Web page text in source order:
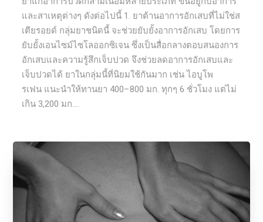
และสาเหตุต่างๆ ดังต่อไปนี้ 1. ยาต้านอาการอักเสบที่ไม่ใช่ส
เตียรอยด์ กลุ่มยาชนิดนี้ จะช่วยยับยั้งอาการอักเสบ โดยการ
ยับยั้งเอนไซม์ไซโลออกซิเจน ซึ่งเป็นสื่อกลางตอบสนองการ
อักเสบและความรู้สึกเจ็บปวด จึงช่วยลดอาการอักเสบและ
เจ็บปวดได้ ยาในกลุ่มนี้ที่นิยมใช้กันมาก เช่น ไอบูโพ
รเฟน แนะนำให้ทานยา 400–800 มก. ทุกๆ 6 ชั่วโมง แต่ไม่
เกิน 3,200 มก....